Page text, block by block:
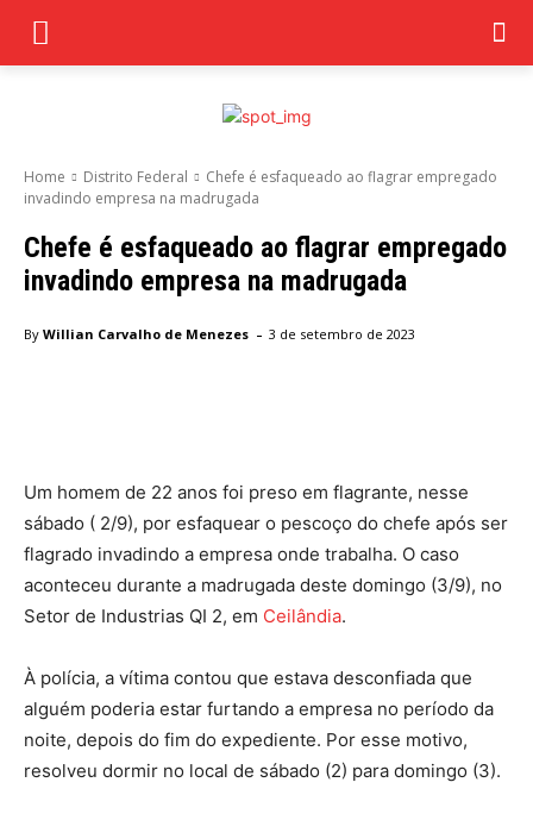
Home Distrito Federal
Chefe é esfaqueado ao flagrar empregado
invadindo empresa na madrugada
Chefe é esfaqueado ao flagrar empregado
invadindo empresa na madrugada
By Willian Carvalho de Menezes - 3 de setembro de 2023
Um homem de 22 anos foi preso em flagrante, nesse
sábado ( 2/9), por esfaquear o pescoço do chefe após ser
flagrado invadindo a empresa onde trabalha. O caso
aconteceu durante a madrugada deste domingo (3/9), no
Setor de Industrias QI 2, em Ceilândia.
À polícia, a vítima contou que estava desconfiada que
alguém poderia estar furtando a empresa no período da
noite, depois do fim do expediente. Por esse motivo,
resolveu dormir no local de sábado (2) para domingo (3).